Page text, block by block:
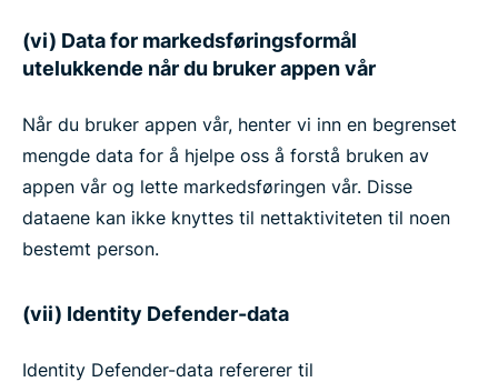
(vi) Data for markedsføringsformål
utelukkende når du bruker appen vår
Når du bruker appen vår, henter vi inn en begrenset
mengde data for å hjelpe oss å forstå bruken av
appen vår og lette markedsføringen vår. Disse
dataene kan ikke knyttes til nettaktiviteten til noen
bestemt person.
(vii) Identity Defender-data
Identity Defender-data refererer til